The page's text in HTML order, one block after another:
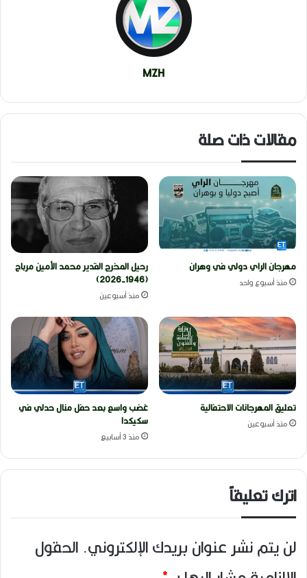
MZH
مقالات ذات صلة
مهرجان الراي دولي في وهران
منذ أسبوع واحد
رحيل المخرج القدير محمد الأمين مرباح
(1946-2026)
منذ أسبوعين
تعليق المهرجانات الاحتفالية
منذ أسبوعين
غضب واسع بعد حفل منال حدلي في
سكيكدا
منذ 3 أسابيع
اترك تعليقاً
لن يتم نشر عنوان بريدك الإلكتروني. الحقول